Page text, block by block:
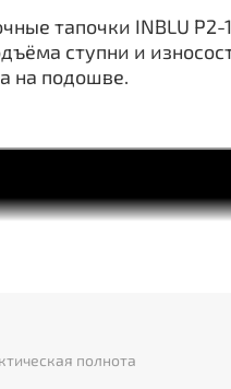
тапочки INBLU P2-
ступни и
на подошве.
полнота